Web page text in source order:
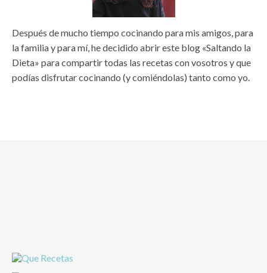
Después de mucho tiempo cocinando para mis amigos, para
la familia y para mí, he decidido abrir este blog «Saltando la
Dieta» para compartir todas las recetas con vosotros y que
podías disfrutar cocinando (y comiéndolas) tanto como yo.